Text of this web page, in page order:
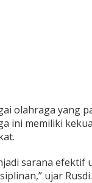
olahraga yang
ini memiliki
sarana efektif
ujar Rusdi.